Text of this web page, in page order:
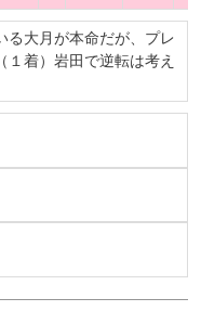
大月が本命だが、プレ
１着）岩田で逆転は考え